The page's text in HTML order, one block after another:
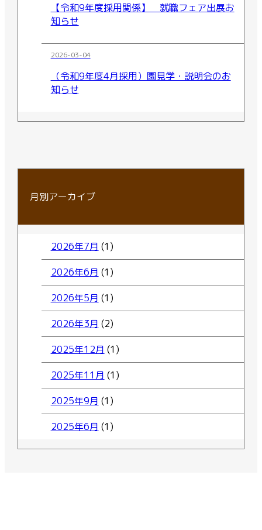
【令和9年度採用関係】 就職フェア出展お
知らせ
2026-03-04
（令和9年度4月採用）園見学・説明会のお
知らせ
月別アーカイブ
2026年7月 (1)
2026年6月 (1)
2026年5月 (1)
2026年3月 (2)
2025年12月 (1)
2025年11月 (1)
2025年9月 (1)
2025年6月 (1)